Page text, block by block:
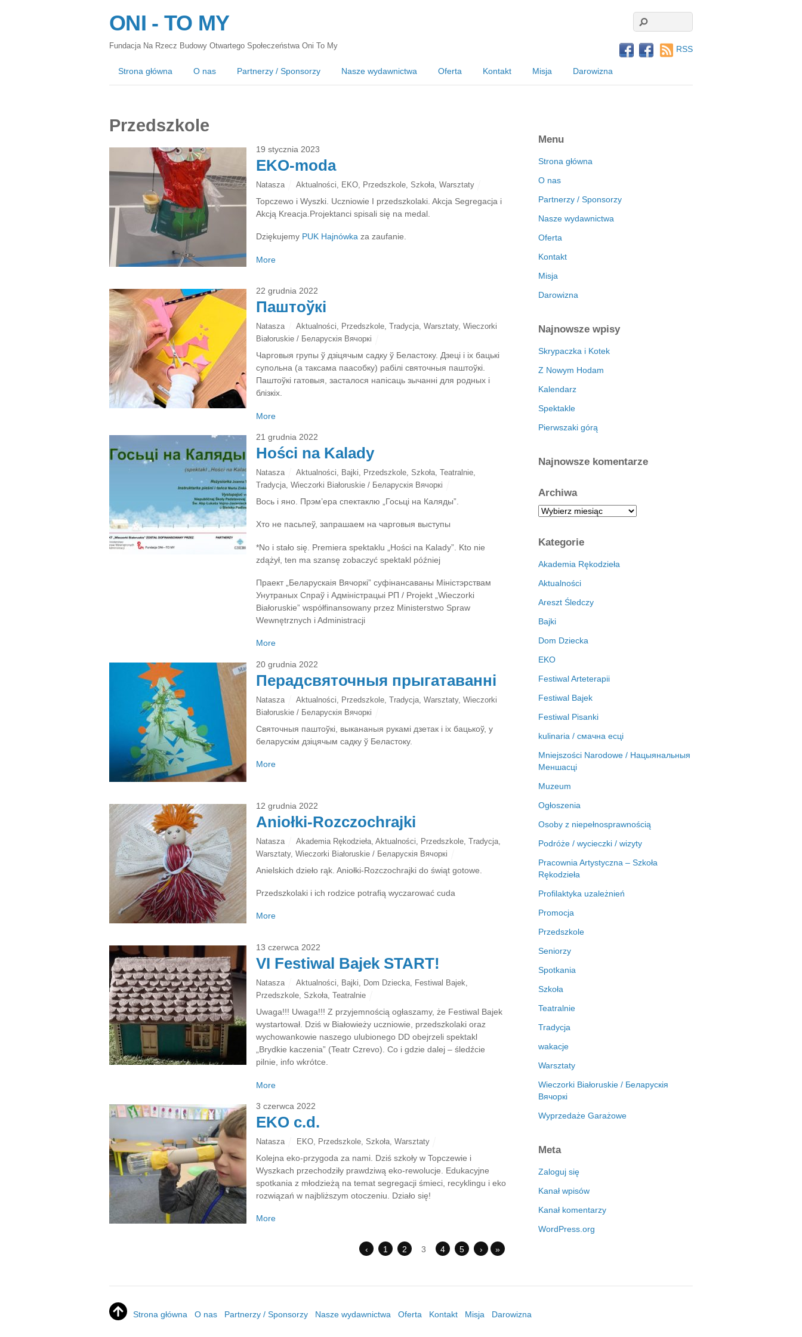
ONI - TO MY
Fundacja Na Rzecz Budowy Otwartego Społeczeństwa Oni To My
Strona główna O nas Partnerzy / Sponsorzy Nasze wydawnictwa Oferta Kontakt Misja Darowizna
RSS
Przedszkole
19 stycznia 2023
EKO-moda
Natasza Aktualności, EKO, Przedszkole, Szkoła, Warsztaty
Topczewo i Wyszki. Uczniowie I przedszkolaki. Akcja Segregacja i
Akcją Kreacja.Projektanci spisali się na medal.
Dziękujemy PUK Hajnówka za zaufanie.
More
22 grudnia 2022
Паштоўкі
Natasza Aktualności, Przedszkole, Tradycja, Warsztaty, Wieczorki
Białoruskie / Беларускія Вячоркі
Чарговыя групы ў дзіцячым садку ў Беластоку. Дзеці і іх бацькі
супольна (а таксама паасобку) рабілі святочныя паштоўкі.
Паштоўкі гатовыя, засталося напісаць зычанні для родных і
блізкіх.
More
21 grudnia 2022
Hości na Kalady
Natasza Aktualności, Bajki, Przedszkole, Szkoła, Teatralnie,
Tradycja, Wieczorki Białoruskie / Беларускія Вячоркі
Вось і яно. Прэм’ера спектаклю „Госьці на Каляды”.
Хто не пасьпеў, запрашаем на чарговыя выступы
*No i stało się. Premiera spektaklu „Hości na Kalady”. Kto nie
zdążył, ten ma szansę zobaczyć spektakl później
Праект „Беларускаія Вячоркі” суфінансаваны Міністэрствам
Унутраных Спраў і Адміністрацыі РП / Projekt „Wieczorki
Białoruskie” współfinansowany przez Ministerstwo Spraw
Wewnętrznych i Administracji
More
20 grudnia 2022
Перадсвяточныя прыгатаванні
Natasza Aktualności Przedszkole, Tradycja, Warsztaty, Wieczorki
Białoruskie / Беларускія Вячоркі
Святочныя паштоўкі, выкананыя рукамі дзетак і іх бацькоў, у
беларускім дзіцячым садку ў Беластоку.
More
12 grudnia 2022
Aniołki-Rozczochrajki
Natasza Akademia Rękodzieła, Aktualności Przedszkole, Tradycja,
Warsztaty, Wieczorki Białoruskie / Беларускія Вячоркі
Anielskich dzieło rąk. Aniołki-Rozczochrajki do świąt gotowe.
Przedszkolaki i ich rodzice potrafią wyczarować cuda
More
13 czerwca 2022
VI Festiwal Bajek START!
Natasza Aktualności, Bajki, Dom Dziecka, Festiwal Bajek,
Przedszkole, Szkoła, Teatralnie
Uwaga!!! Uwaga!!! Z przyjemnością ogłaszamy, że Festiwal Bajek
wystartował. Dziś w Białowieży uczniowie, przedszkolaki oraz
wychowankowie naszego ulubionego DD obejrzeli spektakl
„Brydkie kaczenia” (Teatr Czrevo). Co i gdzie dalej – śledźcie
pilnie, info wkrótce.
More
3 czerwca 2022
EKO c.d.
Natasza EKO, Przedszkole, Szkoła, Warsztaty
Kolejna eko-przygoda za nami. Dziś szkoły w Topczewie i
Wyszkach przechodziły prawdziwą eko-rewolucje. Edukacyjne
spotkania z młodzieżą na temat segregacji śmieci, recyklingu i eko
rozwiązań w najbliższym otoczeniu. Działo się!
More
‹ 1 2 3 4 5 › »
Menu
Strona główna
O nas
Partnerzy / Sponsorzy
Nasze wydawnictwa
Oferta
Kontakt
Misja
Darowizna
Najnowsze wpisy
Skrypaczka i Kotek
Z Nowym Hodam
Kalendarz
Spektakle
Pierwszaki górą
Najnowsze komentarze
Archiwa
A
h
i
a
Kategorie
Akademia Rękodzieła
Aktualności
Areszt Śledczy
Bajki
Dom Dziecka
EKO
Festiwal Arteterapii
Festiwal Bajek
Festiwal Pisanki
kulinaria / смачна есці
Mniejszości Narodowe / Нацыянальныя
Меншасці
Muzeum
Ogłoszenia
Osoby z niepełnosprawnością
Podróże / wycieczki / wizyty
Pracownia Artystyczna – Szkoła
Rękodzieła
Profilaktyka uzależnień
Promocja
Przedszkole
Seniorzy
Spotkania
Szkoła
Teatralnie
Tradycja
wakacje
Warsztaty
Wieczorki Białoruskie / Беларускія
Вячоркі
Wyprzedaże Garażowe
Meta
Zaloguj się
Kanał wpisów
Kanał komentarzy
WordPress.org
Strona główna O nas Partnerzy / Sponsorzy Nasze wydawnictwa Oferta Kontakt Misja Darowizna